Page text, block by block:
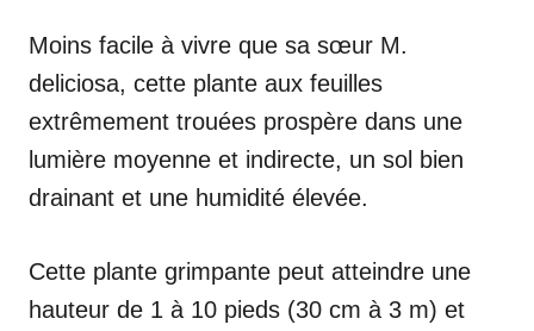
Moins facile à vivre que sa sœur M.
deliciosa, cette plante aux feuilles
extrêmement trouées prospère dans une
lumière moyenne et indirecte, un sol bien
drainant et une humidité élevée.
Cette plante grimpante peut atteindre une
hauteur de 1 à 10 pieds (30 cm à 3 m) et